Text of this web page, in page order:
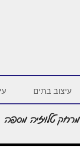
עיצוב בתים
מרחק טלויזיה מספה